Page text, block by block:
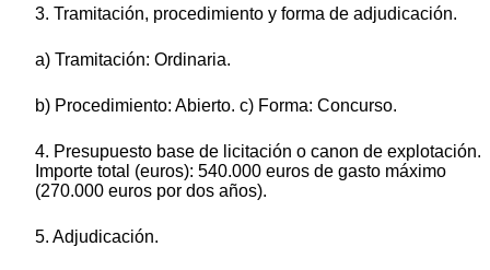
3. Tramitación, procedimiento y forma de adjudicación.
a) Tramitación: Ordinaria.
b) Procedimiento: Abierto. c) Forma: Concurso.
4. Presupuesto base de licitación o canon de explotación.
Importe total (euros): 540.000 euros de gasto máximo
(270.000 euros por dos años).
5. Adjudicación.